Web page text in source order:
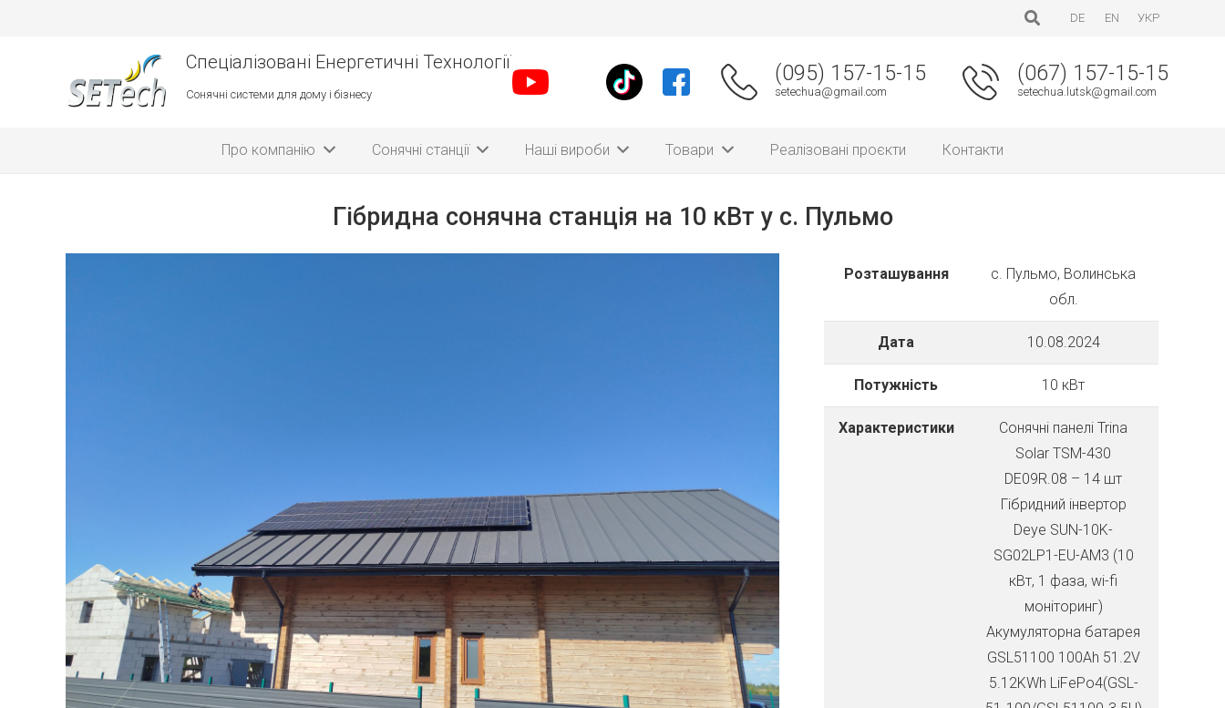
DE EN УКР
Спеціалізовані Енергетичні Технології
Сонячні системи для дому і бізнесу
(095) 157-15-15
setechua@gmail.com
(067) 157-15-15
setechua.lutsk@gmail.com
Про компанію Сонячні станції Наші вироби Товари Реалізовані проєкти Контакти
Гібридна сонячна станція на 10 кВт у с. Пульмо
Розташування
с. Пульмо, Волинська
обл.
Дата 10.08.2024
Потужність 10 кВт
Характеристики
Сонячні панелі Trina
Solar TSM-430
DE09R.08 – 14 шт
Гібридний інвертор
Deye SUN-10K-
SG02LP1-EU-AM3 (10
кВт, 1 фаза, wi-fi
моніторинг)
Акумуляторна батарея
GSL51100 100Ah 51.2V
5.12KWh LiFePo4(GSL-